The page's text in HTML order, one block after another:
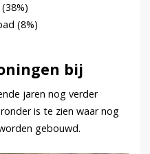
(8%)
bij
jaren nog verder
is te zien waar nog
gebouwd.